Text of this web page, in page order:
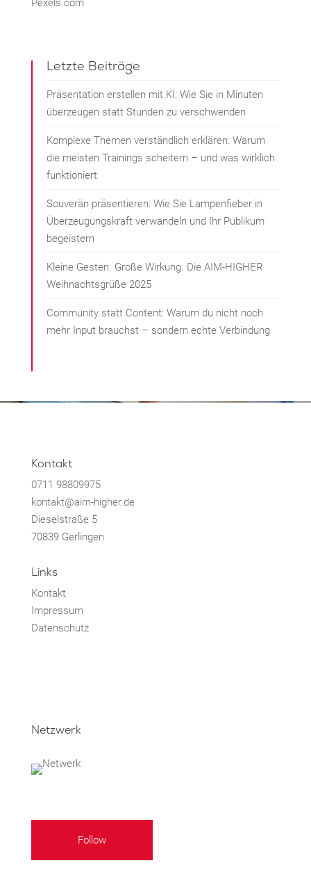
Pexels.com
Letzte Beiträge
Präsentation erstellen mit KI: Wie Sie in Minuten
überzeugen statt Stunden zu verschwenden
Komplexe Themen verständlich erklären: Warum
die meisten Trainings scheitern – und was wirklich
funktioniert
Souverän präsentieren: Wie Sie Lampenfieber in
Überzeugungskraft verwandeln und Ihr Publikum
begeistern
Kleine Gesten. Große Wirkung. Die AIM-HIGHER
Weihnachtsgrüße 2025
Community statt Content: Warum du nicht noch
mehr Input brauchst – sondern echte Verbindung
Kontakt
0711 98809975
kontakt@aim-higher.de
Dieselstraße 5
70839 Gerlingen
Links
Kontakt
Impressum
Datenschutz
Netzwerk
Follow